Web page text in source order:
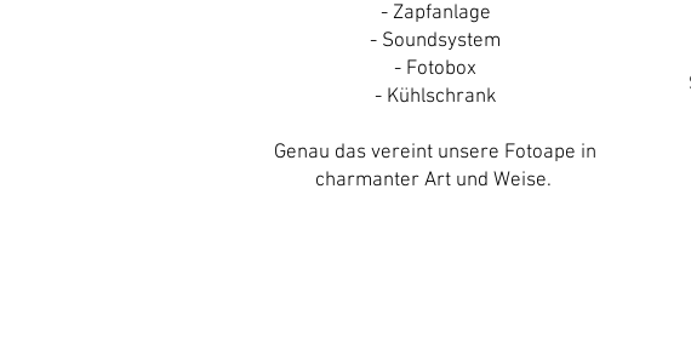
- Zapfanlage
- Soundsystem
- Fotobox
- Kühlschrank
Genau das vereint unsere Fotoape in
charmanter Art und Weise.